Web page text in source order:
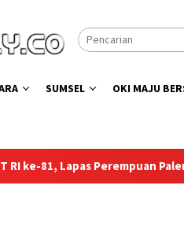
SUMSEL OKI MAJU
Gelar Cek Kesehatan